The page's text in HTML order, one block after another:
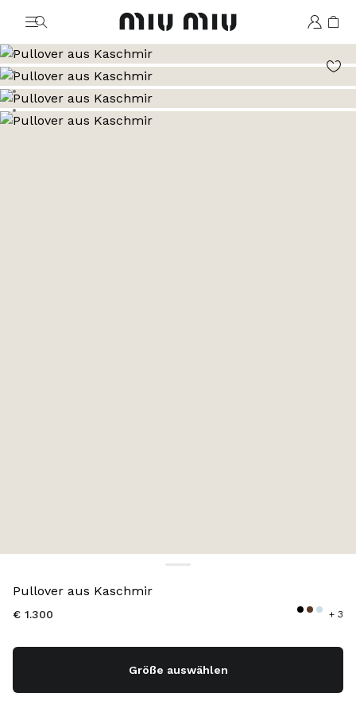
MiuMiu logo
Zum Bild 1
Zum Bild 2
Zum Bild 3
Zum Bild 4
Zum Bild 5
Pullover aus Kaschmir
€ 1.300 + 3
Größe auswählen